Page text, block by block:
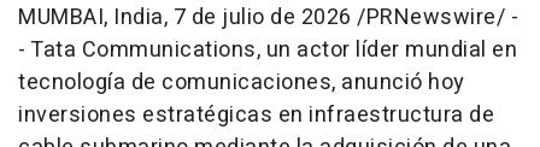
MUMBAI, India, 7 de julio de 2026 /PRNewswire/ -
- Tata Communications, un actor líder mundial en
tecnología de comunicaciones, anunció hoy
inversiones estratégicas en infraestructura de